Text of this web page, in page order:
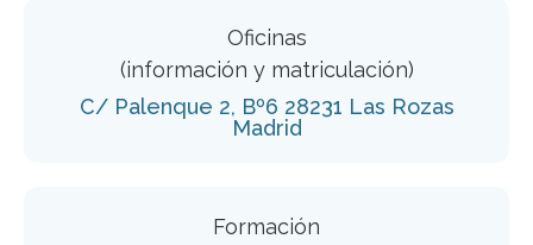
Oficinas
(información y matriculación)
C/ Palenque 2, Bº6 28231 Las Rozas
Madrid
Formación